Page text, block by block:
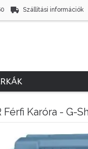
Szállítási információk
Férfi Karóra - G-